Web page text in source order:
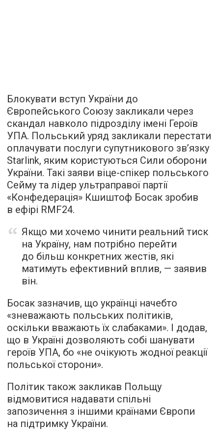
Блокувати вступ України до
Європейського Союзу закликали через
скандал навколо підрозділу імені Героїв
УПА. Польський уряд закликали перестати
оплачувати послуги супутникового зв’язку
Starlink, яким користуються Сили оборони
України. Такі заяви віце-спікер польського
Сейму та лідер ультраправої партії
«Конфедерація» Кшиштоф Босак зробив
в ефірі RMF24.
Якщо ми хочемо чинити реальний тиск
на Україну, нам потрібно перейти
до більш конкретних жестів, які
матимуть ефективний вплив, — заявив
він.
Босак зазначив, що українці начебто
«зневажають польських політиків,
оскільки вважають їх слабаками». І додав,
що в Україні дозволяють собі шанувати
героїв УПА, бо «не очікують жодної реакції
польської сторони».
Політик також закликав Польщу
відмовитися надавати спільні
запозичення з іншими країнами Європи
на підтримку України.